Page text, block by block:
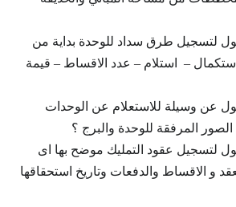
لتسجيل طرق سداد للوحدة بداية من
– استلام – عدد الاقساط – قيمة
عن وسيلة للاستعلام عن الوحدات
الصور المرفقة للوحدة والبرج ؟
لتسجيل عقود التمليك موضح بها اى
و الاقساط والدفعات وتاريخ استحقاقها